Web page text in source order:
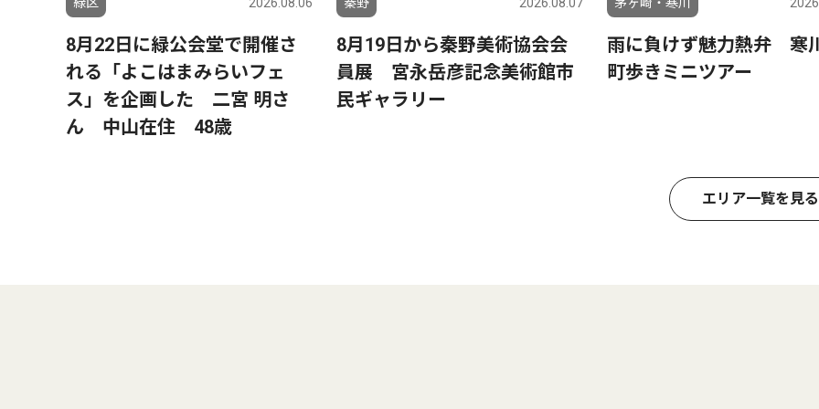
緑区 2026.08.06
8月22日に緑公会堂で開催さ
れる「よこはまみらいフェ
ス」を企画した 二宮 明さ
ん 中山在住 48歳
秦野 2026.08.07
8月19日から秦野美術協会会
員展 宮永岳彦記念美術館市
民ギャラリー
茅ヶ崎・寒川
雨に負けず魅力熱弁 寒
町歩きミニツアー
エリア一覧を見る